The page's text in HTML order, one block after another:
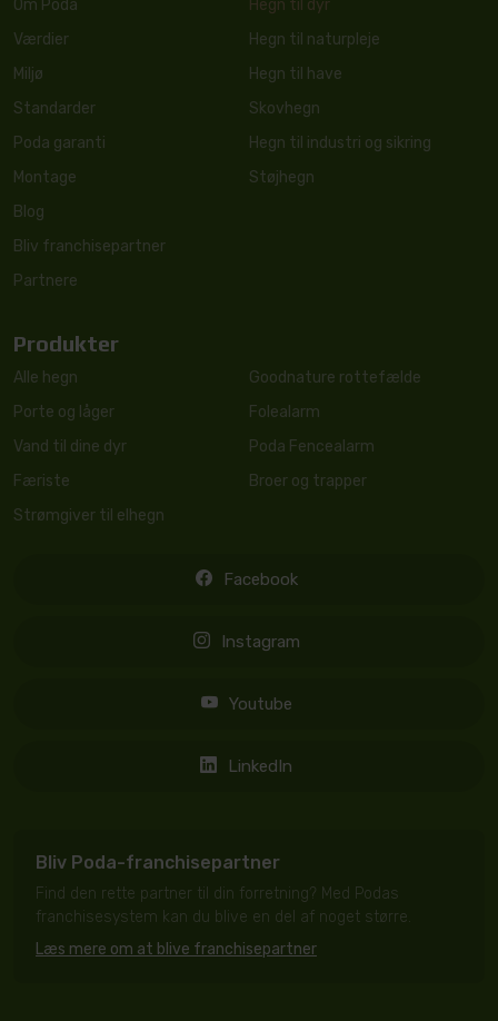
Om Poda
Værdier
Miljø
Standarder
Poda garanti
Montage
Blog
Bliv franchisepartner
Partnere
Hegn til dyr
Hegn til naturpleje
Hegn til have
Skovhegn
Hegn til industri og sikring
Støjhegn
Produkter
Alle hegn
Porte og låger
Vand til dine dyr
Færiste
Strømgiver til elhegn
Goodnature rottefælde
Folealarm
Poda Fencealarm
Broer og trapper
Facebook
Instagram
Youtube
LinkedIn
Bliv Poda-franchisepartner
Find den rette partner til din forretning? Med Podas
franchisesystem kan du blive en del af noget større.
Læs mere om at blive franchisepartner